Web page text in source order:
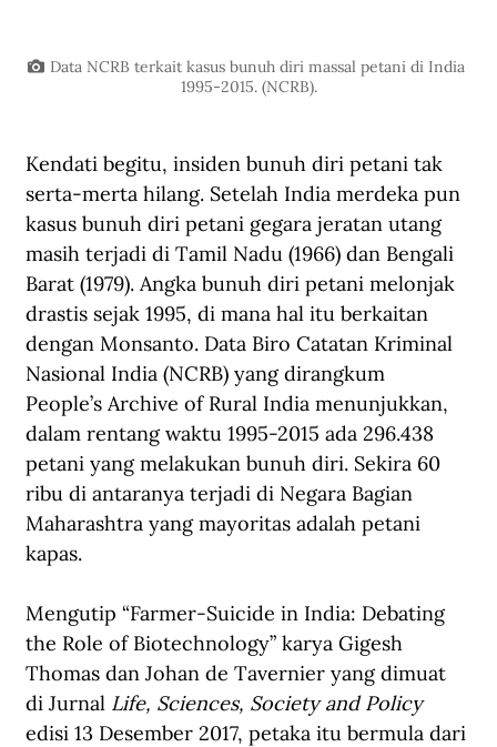
Data NCRB terkait kasus bunuh diri massal petani di India
1995-2015. (NCRB).
Kendati begitu, insiden bunuh diri petani tak
serta-merta hilang. Setelah India merdeka pun
kasus bunuh diri petani gegara jeratan utang
masih terjadi di Tamil Nadu (1966) dan Bengali
Barat (1979). Angka bunuh diri petani melonjak
drastis sejak 1995, di mana hal itu berkaitan
dengan Monsanto. Data Biro Catatan Kriminal
Nasional India (NCRB) yang dirangkum
People’s Archive of Rural India menunjukkan,
dalam rentang waktu 1995-2015 ada 296.438
petani yang melakukan bunuh diri. Sekira 60
ribu di antaranya terjadi di Negara Bagian
Maharashtra yang mayoritas adalah petani
kapas.
Mengutip “Farmer-Suicide in India: Debating
the Role of Biotechnology” karya Gigesh
Thomas dan Johan de Tavernier yang dimuat
di Jurnal Life, Sciences, Society and Policy
edisi 13 Desember 2017, petaka itu bermula dari